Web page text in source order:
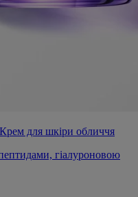
для шкіри обличчя
гіалуроновою